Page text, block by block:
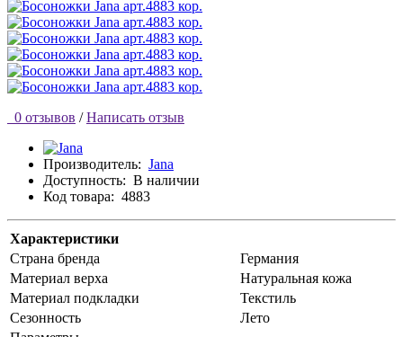
0 отзывов / Написать отзыв
Производитель: Jana
Доступность: В наличии
Код товара: 4883
Характеристики
Страна бренда
Германия
Материал верха
Натуральная кожа
Материал подкладки
Текстиль
Сезонность
Лето